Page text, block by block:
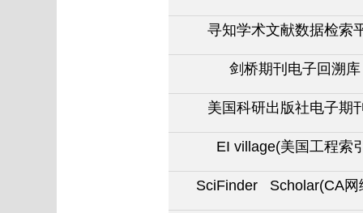
寻知学术文献数据检索
剑桥期刊电子回溯库
美国科研出版社电子期
EI village(美国工程索
SciFinder Scholar(CA